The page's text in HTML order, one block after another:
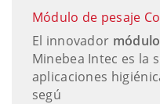
Módulo de pesaje
El innovador
Minebea Intec es la
aplicaciones
segú